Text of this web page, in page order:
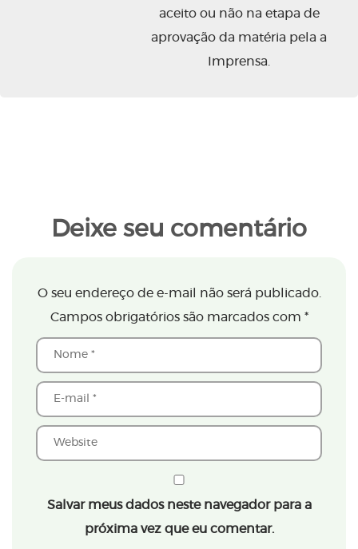
aceito ou não na etapa de
aprovação da matéria pela a
Imprensa.
Deixe seu comentário
O seu endereço de e-mail não será publicado.
Campos obrigatórios são marcados com *
Salvar meus dados neste navegador para a
próxima vez que eu comentar.